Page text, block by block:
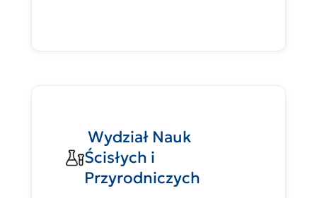
Wydział Nauk
Ścisłych i
Przyrodniczych